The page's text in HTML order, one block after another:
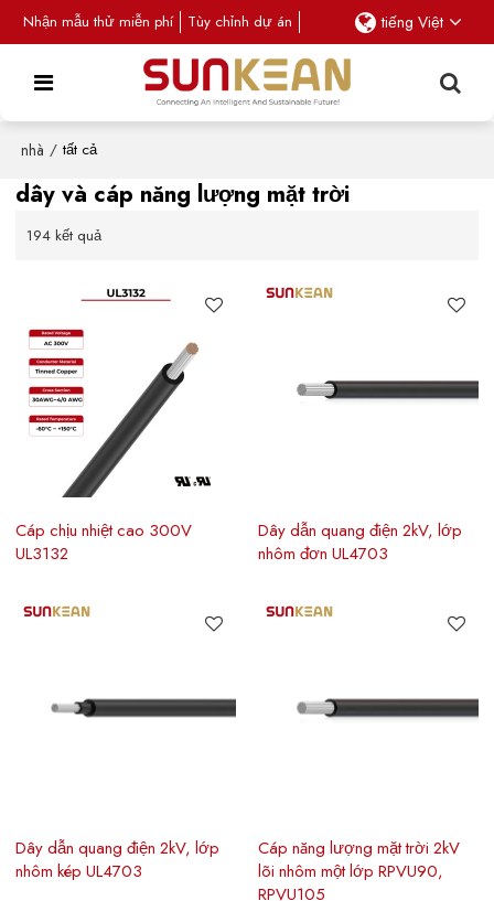
Nhận mẫu thử miễn phí Tùy chỉnh dự án tiếng Việt
nhà / tất cả
dây và cáp năng lượng mặt trời
194 kết quả
Cáp chịu nhiệt cao 300V
UL3132
Dây dẫn quang điện 2kV, lớp
nhôm đơn UL4703
Dây dẫn quang điện 2kV, lớp
nhôm kép UL4703
Cáp năng lượng mặt trời 2kV
lõi nhôm một lớp RPVU90,
RPVU105